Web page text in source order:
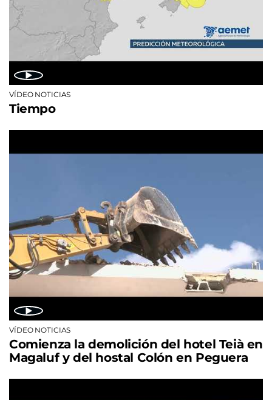
VÍDEO NOTICIAS
Tiempo
VÍDEO NOTICIAS
Comienza la demolición del hotel Teià en
Magaluf y del hostal Colón en Peguera